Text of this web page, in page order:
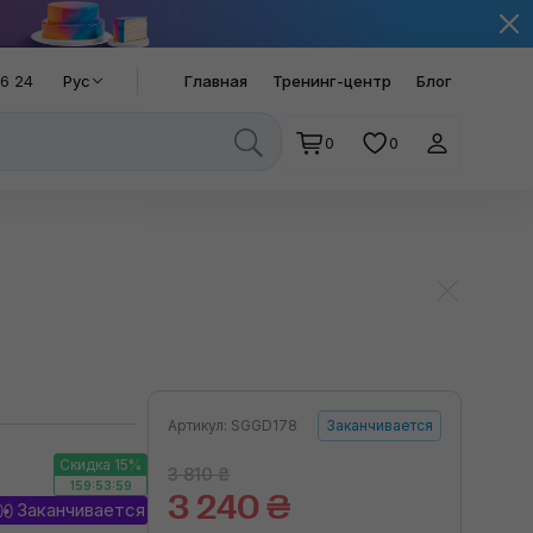
24 Рус Главная Тренинг-центр Блог
0 0
Скидка 15%
159:53:59
Заканчивается
Артикул: SGGD178 Заканчивается
3 810 ₴
3 240 ₴